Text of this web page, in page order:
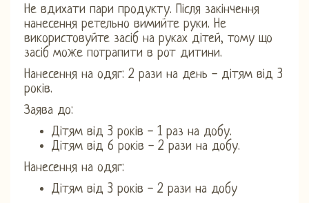
Не вдихати пари продукту. Після закінчення
нанесення ретельно вимийте руки. Не
використовуйте засіб на руках дітей, тому що
засіб може потрапити в рот дитини.
Нанесення на одяг: 2 рази на день - дітям від 3
років.
Заява до:
Дітям від 3 років - 1 раз на добу.
Дітям від 6 років - 2 рази на добу.
Нанесення на одяг:
Дітям від 3 років - 2 рази на добу